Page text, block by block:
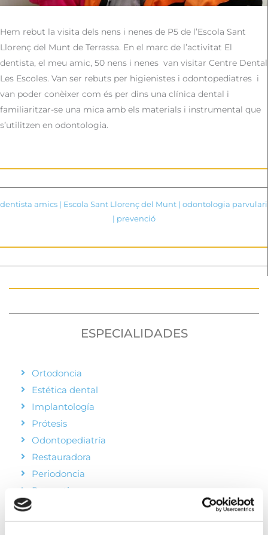
Hem rebut la visita dels nens i nenes de P5 de l’Escola Sant
Llorenç del Munt de Terrassa. En el marc de l’activitat El
dentista, el meu amic, 50 nens i nenes van visitar Centre Dental
Les Escoles. Van ser rebuts per higienistes i odontopediatres i
van poder conèixer com és per dins una clínica dental i
familiaritzar-se una mica amb els materials i instrumental que
s’utilitzen en odontologia.
dentista amics | Escola Sant Llorenç del Munt | odontologia parvulari
| prevenció
ESPECIALIDADES
Ortodoncia
Estética dental
Implantología
Prótesis
Odontopediatría
Restauradora
Periodoncia
Preventiva